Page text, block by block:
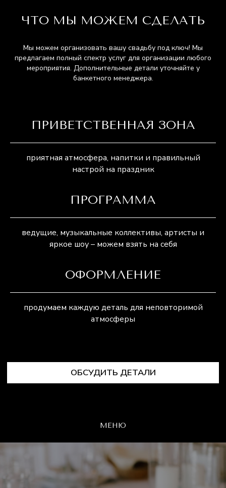
ЧТО МЫ МОЖЕМ СДЕЛАТЬ
Мы можем организовать вашу свадьбу под ключ! Мы
предлагаем полный спектр услуг для организации любого
мероприятия. Дополнительные детали уточняйте у
банкетного менеджера.
ПРИВЕТСТВЕННАЯ ЗОНА
приятная атмосфера, напитки и правильный
настрой на праздник
ПРОГРАММА
ведущие, музыкальные коллективы, артисты и
яркое шоу – можем взять на себя
ОФОРМЛЕНИЕ
продумаем каждую деталь для неповторимой
атмосферы
МЕНЮ
Когда планируете мероприятие?
Обработку персональных
конфиденциальности